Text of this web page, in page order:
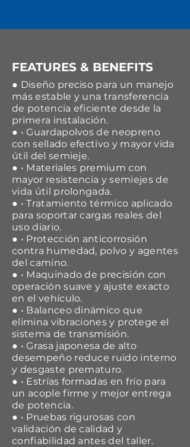
FEATURES & BENEFITS
● Diseño preciso para un manejo
más estable y una transferencia
de potencia eficiente desde la
primera instalación.
● • Guardapolvos de neopreno
con sellado efectivo y mayor vida
útil del semieje.
● • Materiales premium con
mayor resistencia y semiejes de
vida útil prolongada.
● • Tratamiento térmico aplicado
para soportar cargas reales del
uso diario.
● • Protección anticorrosión
contra humedad, polvo y agentes
del camino.
● • Maquinado de precisión con
operación suave y ajuste exacto
en el vehículo.
● • Balanceo dinámico que
elimina vibraciones y protege el
sistema de transmisión.
● • Grasa japonesa de alto
desempeño reduce ruido interno
y desgaste prematuro.
● • Estrías formadas en frío para
un acople firme y mejor entrega
de potencia.
● • Pruebas rigurosas con
validación de calidad y
confiabilidad antes del taller.